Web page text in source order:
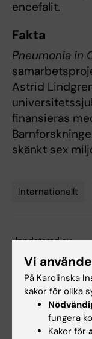
encefalit.
Fakta
Pneumonia in
Astrid
finansieras
skänkt sex
Internationellt
Uppdaterad av:
Dela
Vi
På Karolinska
kakor för olika
fungera
Kakor för